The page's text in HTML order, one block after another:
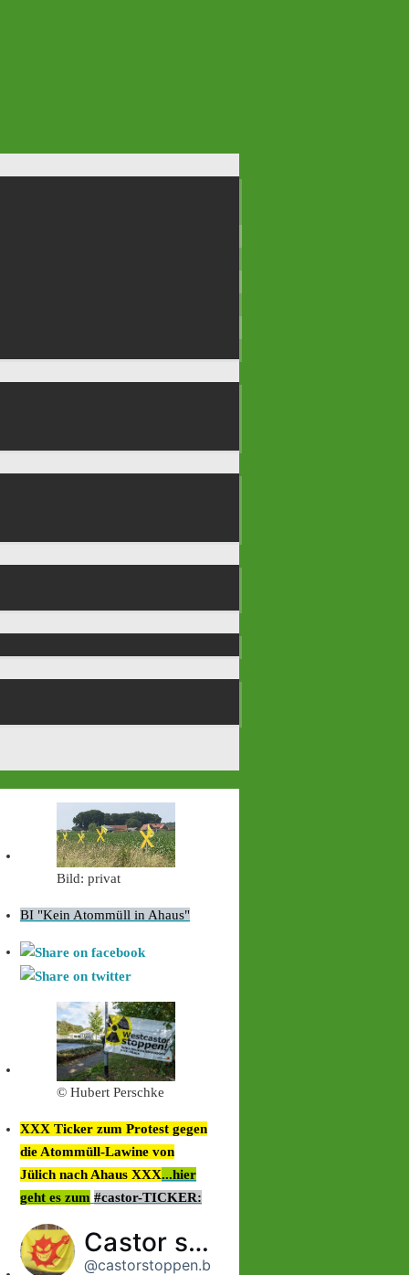
Bild: privat
BI "Kein Atommüll in Ahaus"
© Hubert Perschke
XXX Ticker zum Protest gegen
die Atommüll-Lawine von
Jülich nach Ahaus XXX...hier
geht es zum #castor-TICKER:
Castor stoppen!
@castorstoppen.bsky.social